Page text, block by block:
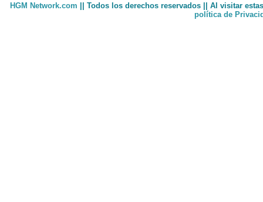
HGM Network.com || Todos los derechos reservados || Al visitar
política de